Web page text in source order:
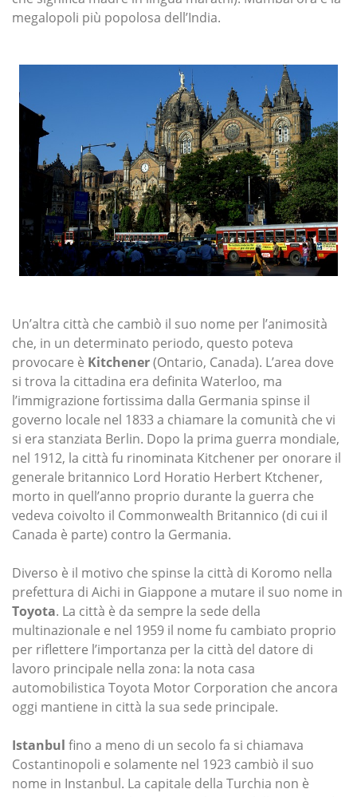
megalopoli più popolosa dell’India.
Un’altra città che cambiò il suo nome per l’animosità
che, in un determinato periodo, questo poteva
provocare è Kitchener(Ontario, Canada). L’area dove
si trova la cittadina era definita Waterloo, ma
l’immigrazione fortissima dalla Germania spinse il
governo locale nel 1833 a chiamare la comunità che vi
si era stanziata Berlin. Dopo la prima guerra mondiale,
nel 1912, la città fu rinominata Kitchener per onorare il
generale britannico Lord Horatio Herbert Ktchener,
morto in quell’anno proprio durante la guerra che
vedeva coivolto il Commonwealth Britannico (di cui il
Canada è parte) contro la Germania.
Diverso è il motivo che spinse la città di Koromo nella
prefettura di Aichi in Giappone a mutare il suo nome in
Toyota. La città è da sempre la sede della
multinazionale e nel 1959 il nome fu cambiato proprio
per riflettere l’importanza per la città del datore di
lavoro principale nella zona: la nota casa
automobilistica Toyota Motor Corporation che ancora
oggi mantiene in città la sua sede principale.
Istanbul fino a meno di un secolo fa si chiamava
Costantinopoli e solamente nel 1923 cambiò il suo
nome in Instanbul. La capitale della Turchia non è